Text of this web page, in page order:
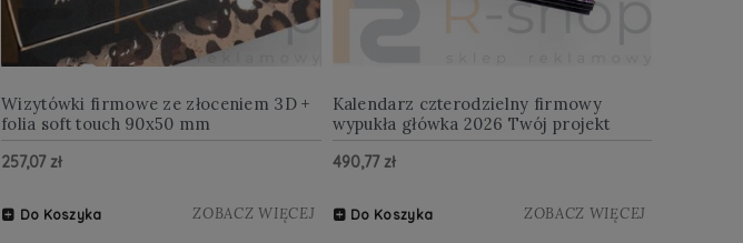
Wizytówki firmowe ze złoceniem 3D +
folia soft touch 90x50 mm
257,07 zł
Do Koszyka ZOBACZ WIĘCEJ
Kalendarz czterodzielny firmowy
wypukła główka 2026 Twój projekt
490,77 zł
Do Koszyka ZOBACZ WIĘCEJ